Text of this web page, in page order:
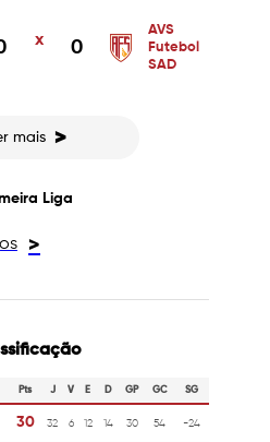
x 0
AVS
Futebol
SAD
mais >
Liga
>
Pts J V E D GP GC SG
30 32 6 12 14 30 54 -24